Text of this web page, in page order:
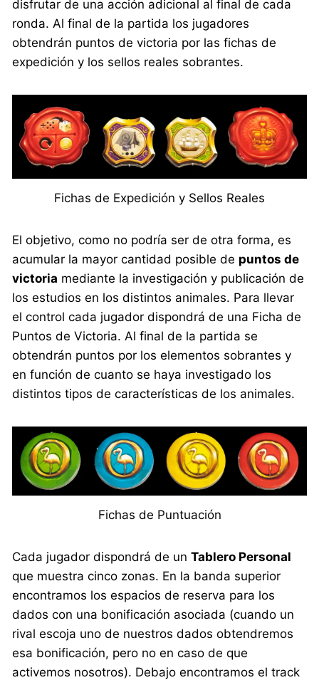
disfrutar de una acción adicional al final de cada
ronda. Al final de la partida los jugadores
obtendrán puntos de victoria por las fichas de
expedición y los sellos reales sobrantes.
Fichas de Expedición y Sellos Reales
El objetivo, como no podría ser de otra forma, es
acumular la mayor cantidad posible de puntos de
victoria mediante la investigación y publicación de
los estudios en los distintos animales. Para llevar
el control cada jugador dispondrá de una Ficha de
Puntos de Victoria. Al final de la partida se
obtendrán puntos por los elementos sobrantes y
en función de cuanto se haya investigado los
distintos tipos de características de los animales.
Fichas de Puntuación
Cada jugador dispondrá de unTablero Personal
que muestra cinco zonas. En la banda superior
encontramos los espacios de reserva para los
dados con una bonificación asociada (cuando un
rival escoja uno de nuestros dados obtendremos
esa bonificación, pero no en caso de que
activemos nosotros). Debajo encontramos el track